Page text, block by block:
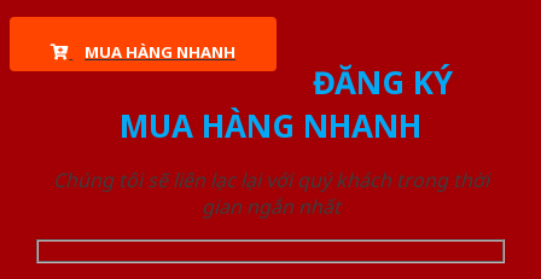
MUA HÀNG NHANH
ĐĂNG KÝ
MUA HÀNG NHANH
Chúng tôi sẽ liên lạc lại với quý khách trong thời
gian ngắn nhất